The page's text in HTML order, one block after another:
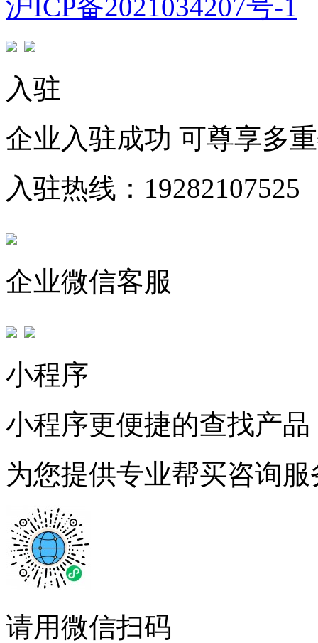
沪ICP备2021034207号-1
入驻
企业入驻成功 可尊享多
入驻热线：19282107525
企业微信客服
小程序
小程序更便捷的查找产品
为您提供专业帮买咨询服
请用微信扫码